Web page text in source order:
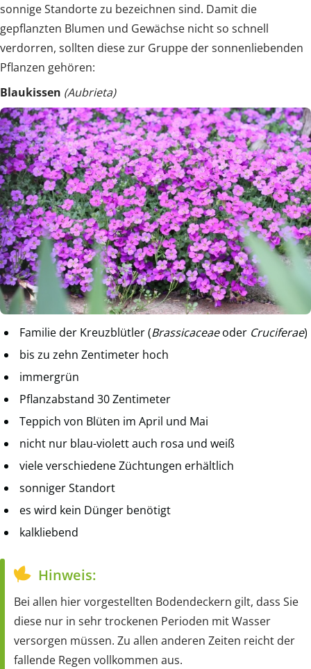
sonnige Standorte zu bezeichnen sind. Damit die
gepflanzten Blumen und Gewächse nicht so schnell
verdorren, sollten diese zur Gruppe der sonnenliebenden
Pflanzen gehören:
Blaukissen (Aubrieta)
Familie der Kreuzblütler (Brassicaceaeoder Cruciferae)
bis zu zehn Zentimeter hoch
immergrün
Pflanzabstand 30 Zentimeter
Teppich von Blüten im April und Mai
nicht nur blau-violett auch rosa und weiß
viele verschiedene Züchtungen erhältlich
sonniger Standort
es wird kein Dünger benötigt
kalkliebend
Hinweis:
Bei allen hier vorgestellten Bodendeckern gilt, dass Sie
diese nur in sehr trockenen Perioden mit Wasser
versorgen müssen. Zu allen anderen Zeiten reicht der
fallende Regen vollkommen aus.